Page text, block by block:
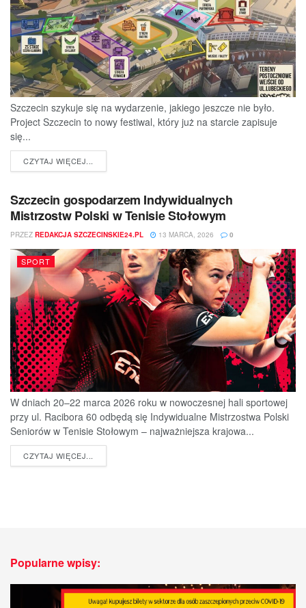
Szczecin szykuje się na wydarzenie, jakiego jeszcze nie było.
Project Szczecin to nowy festiwal, który już na starcie zapisuje
się...
CZYTAJ WIĘCEJ...
Szczecin gospodarzem Indywidualnych
Mistrzostw Polski w Tenisie Stołowym
PRZEZ REDAKCJA SZCZECINSKIE24.PL 13 MARCA, 2026 0
SPORT
W dniach 20–22 marca 2026 roku w nowoczesnej hali sportowej
przy ul. Racibora 60 odbędą się Indywidualne Mistrzostwa Polski
Seniorów w Tenisie Stołowym – najważniejsza krajowa...
CZYTAJ WIĘCEJ...
Popularne wpisy: